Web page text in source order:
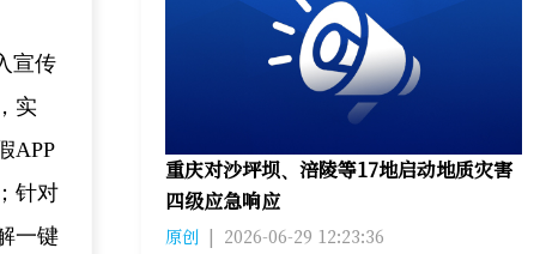
宣传
实
APP
针对
一键
重庆对沙坪坝、涪陵等17地启动地质灾害
四级应急响应
原创 | 2026-06-29 12:23:36